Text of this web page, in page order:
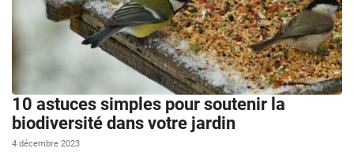
10 astuces simples pour soutenir la
biodiversité dans votre jardin
4 décembre 2023